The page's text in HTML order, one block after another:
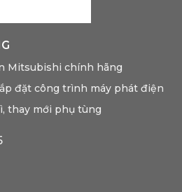
Mitsubishi chính hãng
đặt công trình máy phát điện
thay mới phụ tùng